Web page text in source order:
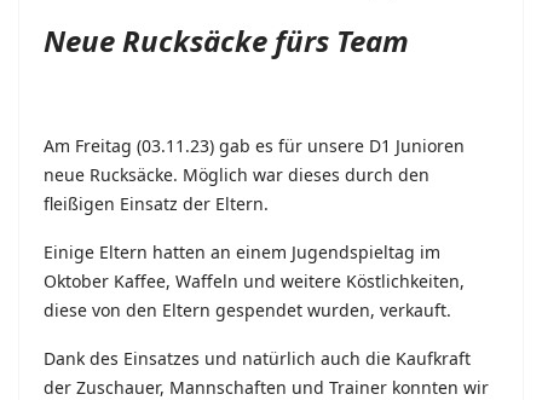
Neue Rucksäcke fürs Team
Am Freitag (03.11.23) gab es für unsere D1 Junioren
neue Rucksäcke. Möglich war dieses durch den
fleißigen Einsatz der Eltern.
Einige Eltern hatten an einem Jugendspieltag im
Oktober Kaffee, Waffeln und weitere Köstlichkeiten,
diese von den Eltern gespendet wurden, verkauft.
Dank des Einsatzes und natürlich auch die Kaufkraft
der Zuschauer, Mannschaften und Trainer konnten wir